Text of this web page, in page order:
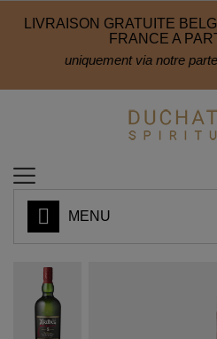
LIVRAISON GRATUITE
FRANCE A
uniquement via notre
MENU